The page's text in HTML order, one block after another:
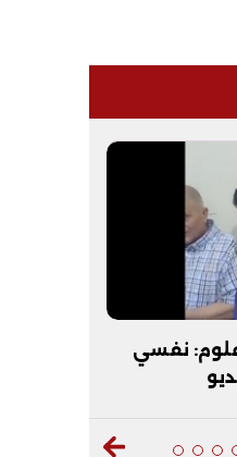
علوم: نفسي